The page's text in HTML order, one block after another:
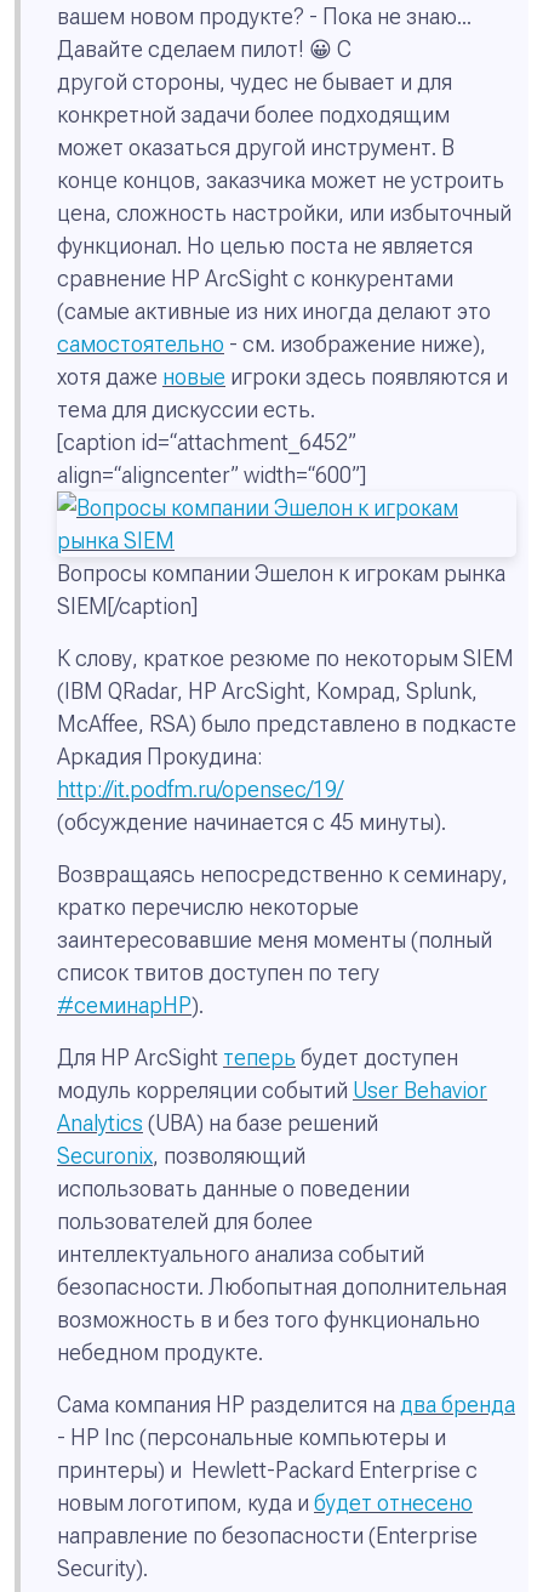
вашем новом продукте? - Пока не знаю...
Давайте сделаем пилот! 😀 С
другой стороны, чудес не бывает и для
конкретной задачи более подходящим
может оказаться другой инструмент. В
конце концов, заказчика может не устроить
цена, сложность настройки, или избыточный
функционал. Но целью поста не является
сравнение HP ArcSight с конкурентами
(самые активные из них иногда делают это
самостоятельно - см. изображение ниже),
хотя даже новые игроки здесь появляются и
тема для дискуссии есть.
[caption id=“attachment_6452”
align=“aligncenter” width=“600”]
Вопросы компании Эшелон к игрокам рынка
SIEM[/caption]
К слову, краткое резюме по некоторым SIEM
(IBM QRadar, HP ArcSight, Комрад, Splunk,
McAffee, RSA) было представлено в подкасте
Аркадия Прокудина:
http://it.podfm.ru/opensec/19/
(обсуждение начинается с 45 минуты).
Возвращаясь непосредственно к семинару,
кратко перечислю некоторые
заинтересовавшие меня моменты (полный
список твитов доступен по тегу
#семинарHP).
Для HP ArcSight теперь будет доступен
модуль корреляции событий User Behavior
Analytics (UBA) на базе решений
Securonix, позволяющий
использовать данные о поведении
пользователей для более
интеллектуального анализа событий
безопасности. Любопытная дополнительная
возможность в и без того функционально
небедном продукте.
Сама компания HP разделится на два бренда
- HP Inc (персональные компьютеры и
принтеры) и Hewlett-Packard Enterprise с
новым логотипом, куда и будет отнесено
направление по безопасности (Enterprise
Security).